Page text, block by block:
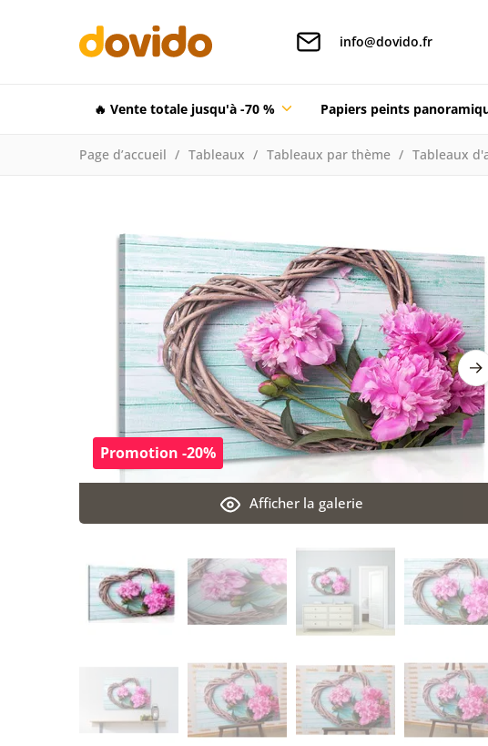
info@dovido.fr
🔥 Vente totale jusqu'à -70 % Papiers peints
Page d’accueil Tableaux Tableaux par thème Tableaux
Afficher la galerie
Promotion -20%